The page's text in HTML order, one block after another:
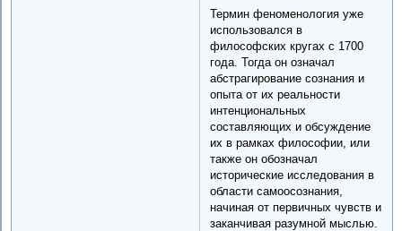
Термин феноменология уже
использовался в
философских кругах с 1700
года. Тогда он означал
абстрагирование сознания и
опыта от их реальности
интенциональных
составляющих и обсуждение
их в рамках философии, или
также он обозначал
исторические исследования в
области самоосознания,
начиная от первичных чувств и
заканчивая разумной мыслью.